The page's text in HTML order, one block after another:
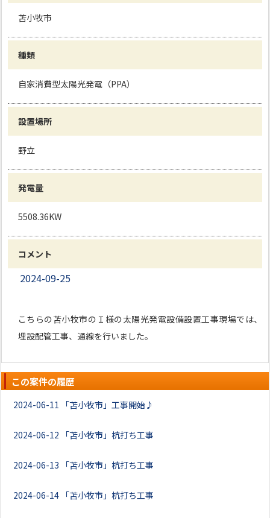
苫小牧市
種類
自家消費型太陽光発電（PPA）
設置場所
野立
発電量
5508.36KW
コメント
2024-09-25
こちらの苫小牧市のＩ様の太陽光発電設備設置工事現場では、
埋設配管工事、通線を行いました。
この案件の履歴
2024-06-11 「苫小牧市」工事開始♪
2024-06-12 「苫小牧市」杭打ち工事
2024-06-13 「苫小牧市」杭打ち工事
2024-06-14 「苫小牧市」杭打ち工事